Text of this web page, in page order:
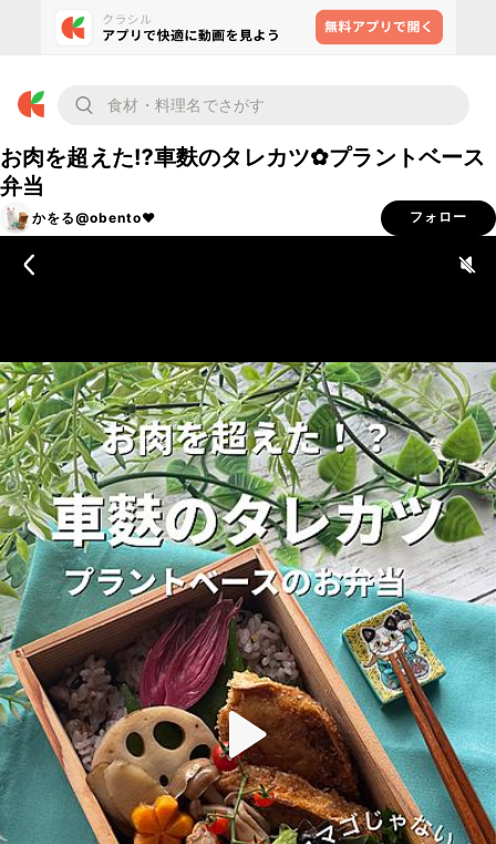
お肉を超えた⁉︎車麩のタレカツ✿︎プラントベース
弁当
かをる@obento❤︎ フォロー